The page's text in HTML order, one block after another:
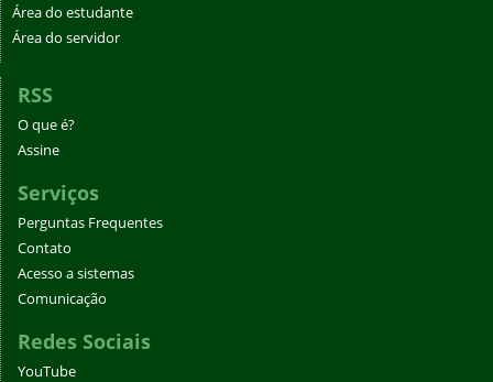
Área do estudante
Área do servidor
RSS
O que é?
Assine
Serviços
Perguntas Frequentes
Contato
Acesso a sistemas
Comunicação
Redes Sociais
YouTube